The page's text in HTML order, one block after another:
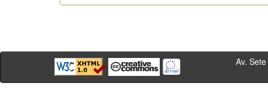
Av. Sete de